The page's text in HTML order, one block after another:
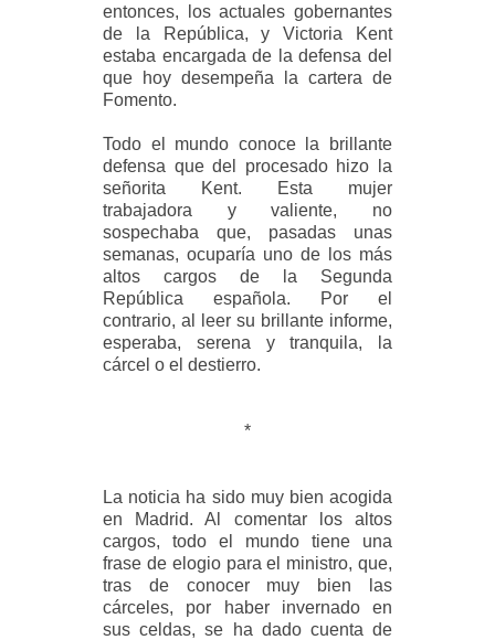
entonces, los actuales gobernantes
de la República, y Victoria Kent
estaba encargada de la defensa del
que hoy desempeña la cartera de
Fomento.
Todo el mundo conoce la brillante
defensa que del procesado hizo la
señorita Kent. Esta mujer
trabajadora y valiente, no
sospechaba que, pasadas unas
semanas, ocuparía uno de los más
altos cargos de la Segunda
República española. Por el
contrario, al leer su brillante informe,
esperaba, serena y tranquila, la
cárcel o el destierro.
*
La noticia ha sido muy bien acogida
en Madrid. Al comentar los altos
cargos, todo el mundo tiene una
frase de elogio para el ministro, que,
tras de conocer muy bien las
cárceles, por haber invernado en
sus celdas, se ha dado cuenta de